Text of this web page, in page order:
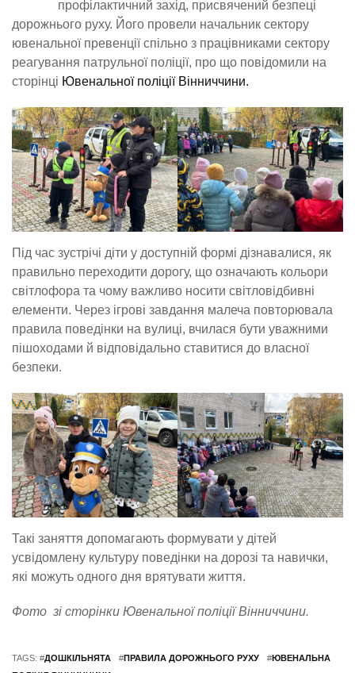
профілактичний захід, присвячений безпеці
дорожнього руху. Його провели начальник сектору
ювенальної превенції спільно з працівниками сектору
реагування патрульної поліції, про що повідомили на
сторінці Ювенальної поліції Вінниччини.
Під час зустрічі діти у доступній формі дізнавалися, як
правильно переходити дорогу, що означають кольори
світлофора та чому важливо носити світловідбивні
елементи. Через ігрові завдання малеча повторювала
правила поведінки на вулиці, вчилася бути уважними
пішоходами й відповідально ставитися до власної
безпеки.
Такі заняття допомагають формувати у дітей
усвідомлену культуру поведінки на дорозі та навички,
які можуть одного дня врятувати життя.
Фото зі сторінки Ювенальної поліції Вінниччини.
TAGS: #ДОШКІЛЬНЯТА #ПРАВИЛА ДОРОЖНЬОГО РУХУ #ЮВЕНАЛЬНА